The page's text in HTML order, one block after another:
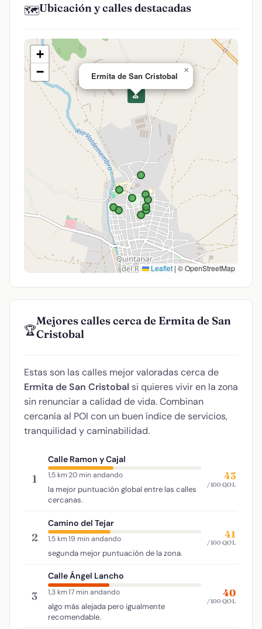
🗺️Ubicación y calles destacadas
⛪
Ermita de San Cristobal
×
+
−
Leaflet | © OpenStreetMap
🏆
Mejores calles cerca de Ermita de San
Cristobal
Estas son las calles mejor valoradas cerca de
Ermita de San Cristobal si quieres vivir en la zona
sin renunciar a calidad de vida. Combinan
cercanía al POI con un buen índice de servicios,
tranquilidad y caminabilidad.
1
Calle Ramon y Cajal
1,5 km·20 min andando
la mejor puntuación global entre las calles
cercanas.
43
/100 QOL
2
Camino del Tejar
1,5 km·19 min andando
segunda mejor puntuación de la zona.
41
/100 QOL
3
Calle Ángel Lancho
1,3 km·17 min andando
algo más alejada pero igualmente
recomendable.
40
/100 QOL